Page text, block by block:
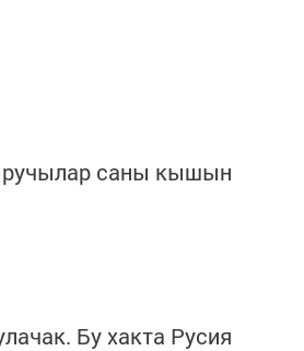
саны кышын
Бу хакта Русия